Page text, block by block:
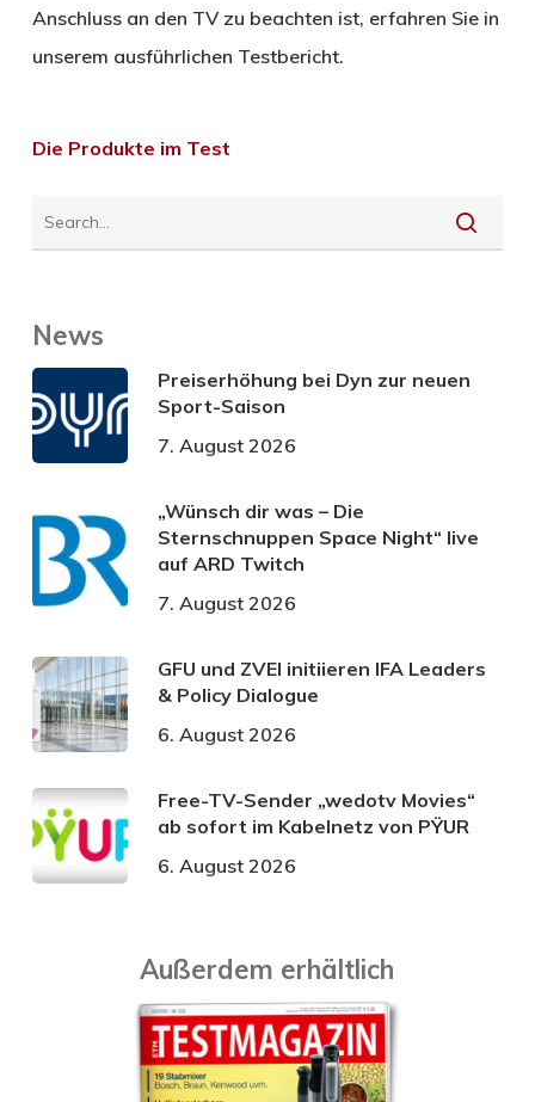
Anschluss an den TV zu beachten ist, erfahren Sie in
unserem ausführlichen Testbericht.
Die Produkte im Test
News
Preiserhöhung bei Dyn zur neuen
Sport-Saison
7. August 2026
„Wünsch dir was – Die
Sternschnuppen Space Night“ live
auf ARD Twitch
7. August 2026
GFU und ZVEI initiieren IFA Leaders
& Policy Dialogue
6. August 2026
Free-TV-Sender „wedotv Movies“
ab sofort im Kabelnetz von PŸUR
6. August 2026
Außerdem erhältlich